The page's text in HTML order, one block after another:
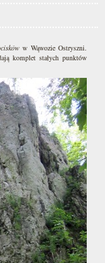
w Wąwozie Ostryszni.
komplet stałych punktów